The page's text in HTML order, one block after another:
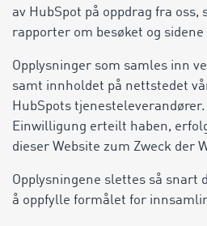
av HubSpot på oppdrag fra oss,
rapporter om besøket og
Opplysninger som samles inn
samt innholdet på nettstedet
HubSpots
Einwilligung erteilt haben,
dieser Website zum Zweck der
Opplysningene slettes så snart
å oppfylle formålet for